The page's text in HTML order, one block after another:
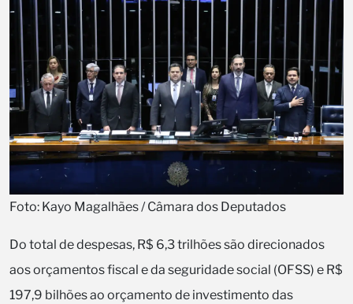
Foto: Kayo Magalhães / Câmara dos Deputados
Do total de despesas, R$ 6,3 trilhões são direcionados
aos orçamentos fiscal e da seguridade social (OFSS) e R$
197,9 bilhões ao orçamento de investimento das